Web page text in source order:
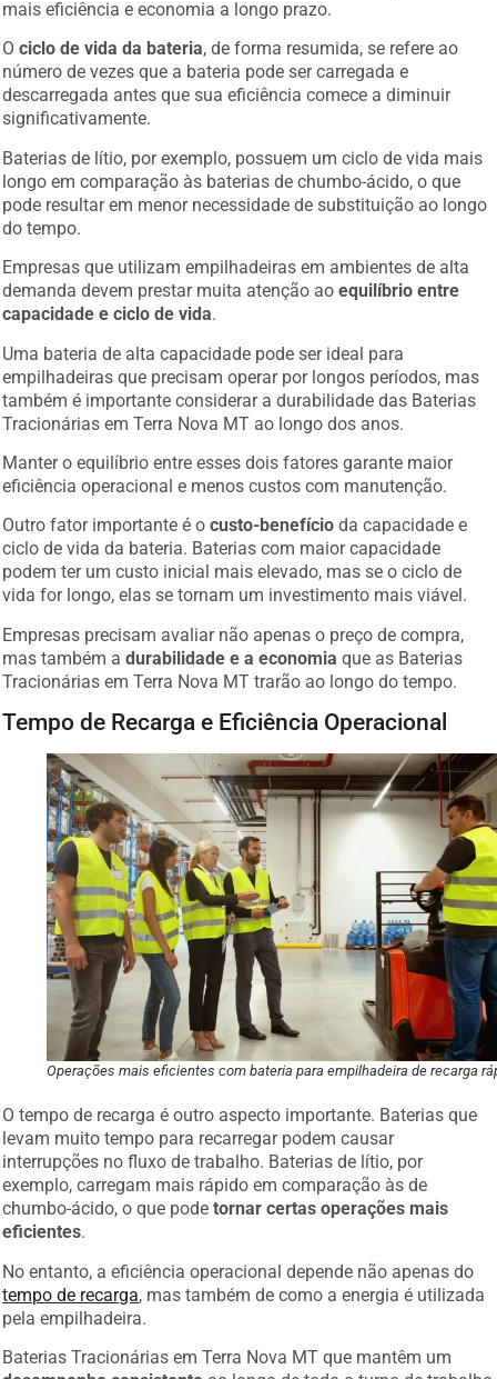
mais eficiência e economia a longo prazo.
Ociclo de vida da bateria, de forma resumida, se refere ao
número de vezes que a bateria pode ser carregada e
descarregada antes que sua eficiência comece a diminuir
significativamente.
Baterias de lítio, por exemplo, possuem um ciclo de vida mais
longo em comparação às baterias de chumbo-ácido, o que
pode resultar em menor necessidade de substituição ao longo
do tempo.
Empresas que utilizam empilhadeiras em ambientes de alta
demanda devem prestar muita atenção aoequilíbrio entre
capacidade e ciclo de vida.
Uma bateria de alta capacidade pode ser ideal para
empilhadeiras que precisam operar por longos períodos, mas
também é importante considerar a durabilidade das Baterias
Tracionárias em Terra Nova MT ao longo dos anos.
Manter o equilíbrio entre esses dois fatores garante maior
eficiência operacional e menos custos com manutenção.
Outro fator importante é ocusto-benefício da capacidade e
ciclo de vida da bateria. Baterias com maior capacidade
podem ter um custo inicial mais elevado, mas se o ciclo de
vida for longo, elas se tornam um investimento mais viável.
Empresas precisam avaliar não apenas o preço de compra,
mas também adurabilidade e a economia que as Baterias
Tracionárias em Terra Nova MT trarão ao longo do tempo.
Tempo de Recarga e Eficiência Operacional
Operações mais eficientes com bateria para empilhadeira de recarga
O tempo de recarga é outro aspecto importante. Baterias que
levam muito tempo para recarregar podem causar
interrupções no fluxo de trabalho. Baterias de lítio, por
exemplo, carregam mais rápido em comparação às de
chumbo-ácido, o que podetornar certas operações mais
eficientes.
No entanto, a eficiência operacional depende não apenas do
tempo de recarga, mas também de como a energia é utilizada
pela empilhadeira.
Baterias Tracionárias em Terra Nova MT que mantêm um